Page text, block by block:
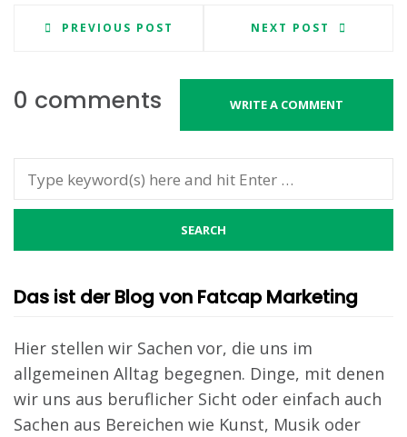
PREVIOUS POST NEXT POST
0 comments WRITE A COMMENT
Das ist der Blog von Fatcap Marketing
Hier stellen wir Sachen vor, die uns im
allgemeinen Alltag begegnen. Dinge, mit denen
wir uns aus beruflicher Sicht oder einfach auch
Sachen aus Bereichen wie Kunst, Musik oder